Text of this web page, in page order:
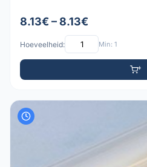
8.13€ – 8.13€
Hoeveelheid: Min: 1